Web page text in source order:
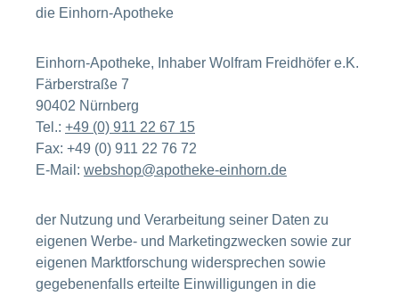
die Einhorn-Apotheke
Einhorn-Apotheke, Inhaber Wolfram Freidhöfer e.K.
Färberstraße 7
90402 Nürnberg
Tel.: +49 (0) 911 22 67 15
Fax: +49 (0) 911 22 76 72
E-Mail: webshop@apotheke-einhorn.de
der Nutzung und Verarbeitung seiner Daten zu
eigenen Werbe- und Marketingzwecken sowie zur
eigenen Marktforschung widersprechen sowie
gegebenenfalls erteilte Einwilligungen in die